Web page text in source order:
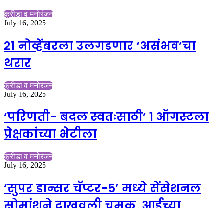
क्रीडा व मनोरंजन
July 16, 2025
२१ नोव्हेंबरला उलगडणार ‘असंभव’चा
थरार
क्रीडा व मनोरंजन
July 16, 2025
‘परिणती- बदल स्वतःसाठी’ १ ऑगस्टला
प्रेक्षकांच्या भेटीला
क्रीडा व मनोरंजन
July 16, 2025
‘सुपर डान्सर चॅप्टर-5’ मध्ये सेंसेशनल